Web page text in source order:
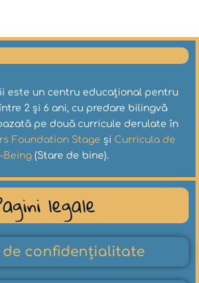
este un centru educațional pentru
2 și 6 ani, cu predare bilingvă
pe două curricule derulate în
Foundation Stage și Curricula de
Being (Stare de bine).
legale
de confidențialitate